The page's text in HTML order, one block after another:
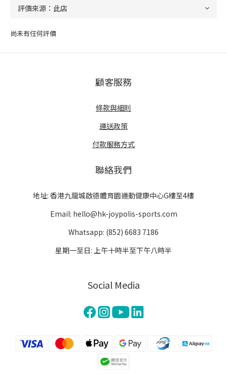
尚未有任何評價
顧客服務
條款與細則
運送政策
付款服務方式
聯絡我們
地址: 香港九龍城啟德體育園運動健康中心G樓至4樓
Email: hello@hk-joypolis-sports.com
Whatsapp: (852) 6683 7186
星期一至日: 上午十時半至下午八時半
Social Media